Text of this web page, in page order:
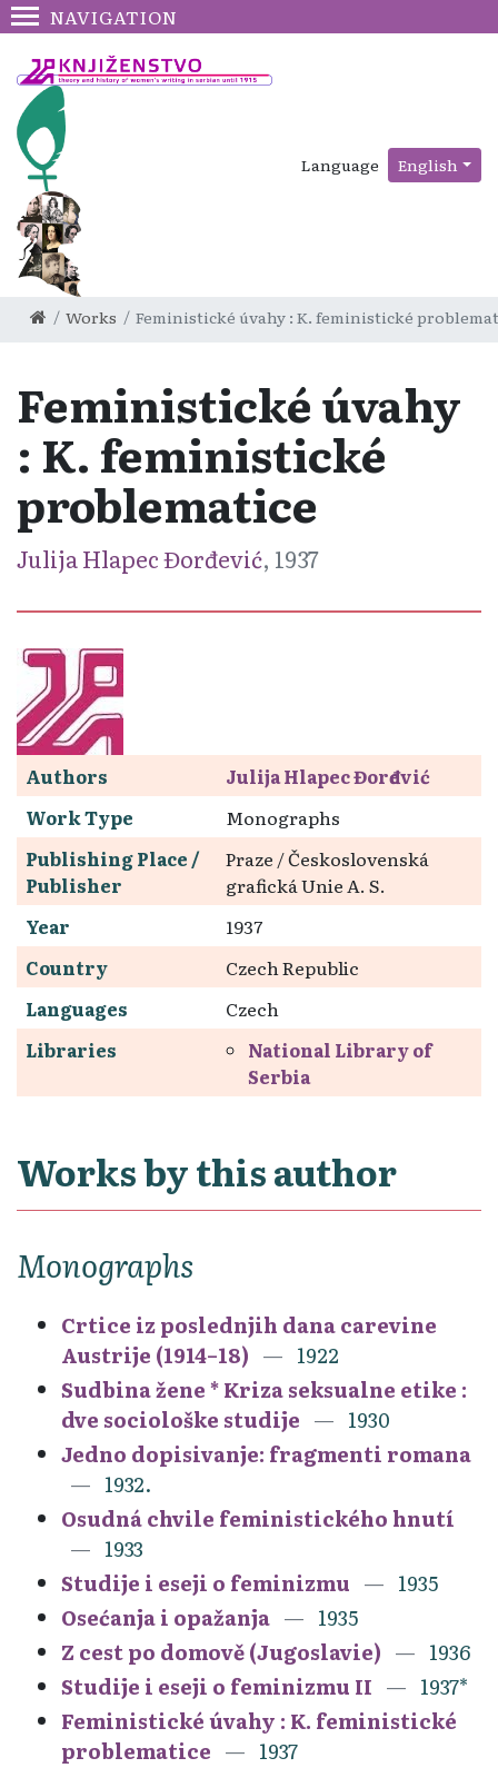
NAVIGATION
Language English
Works Feministické úvahy : K. feministické
Feministické úvahy
: K. feministické
problematice
Julija Hlapec Đorđević, 1937
Authors
Julija Hlapec Đorđević
Work Type
Monographs
Publishing Place /
Publisher
Praze / Československá
grafická Unie A. S.
Year
1937
Country
Czech Republic
Languages
Czech
Libraries
National Library of
Serbia
Works by this author
Monographs
Crtice iz poslednjih dana carevine
Austrije (1914–18)
1922
Sudbina žene * Kriza seksualne etike :
dve sociološke studije
1930
Jedno dopisivanje: fragmenti romana
1932.
Osudná chvile feministického hnutí
1933
Studije i eseji o feminizmu
1935
Osećanja i opažanja
1935
Z cest po domově (Jugoslavie)
1936
Studije i eseji o feminizmu II
1937*
Feministické úvahy : K. feministické
problematice
1937